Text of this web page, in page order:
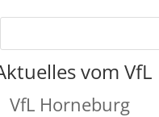
vom VfL
VfL Horneburg